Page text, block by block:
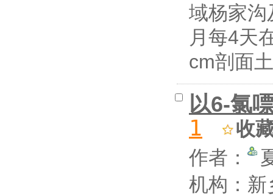
域杨家沟
月每4天
cm剖面
以6-氯
1
收
作者：
机构：新